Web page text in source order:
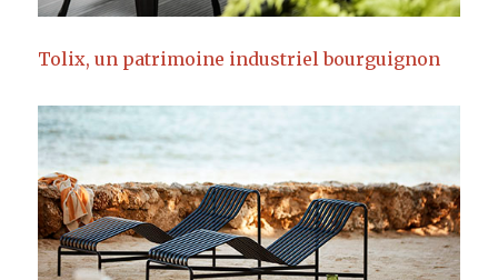
Tolix, un patrimoine industriel bourguignon